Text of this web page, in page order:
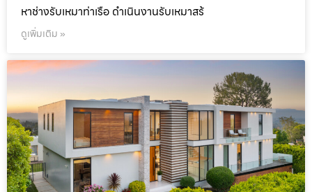
หาช่างรับเหมาท่าเรือ ดำเนินงานรับเหมาสร้
ดูเพิ่มเติม »